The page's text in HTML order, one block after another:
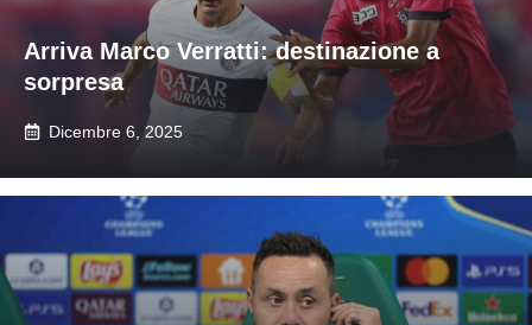
Arriva Marco Verratti: destinazione a
sorpresa
Dicembre 6, 2025